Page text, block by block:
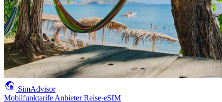
SimAdvisor
Mobilfunktarife AnbieterReise-eSIM